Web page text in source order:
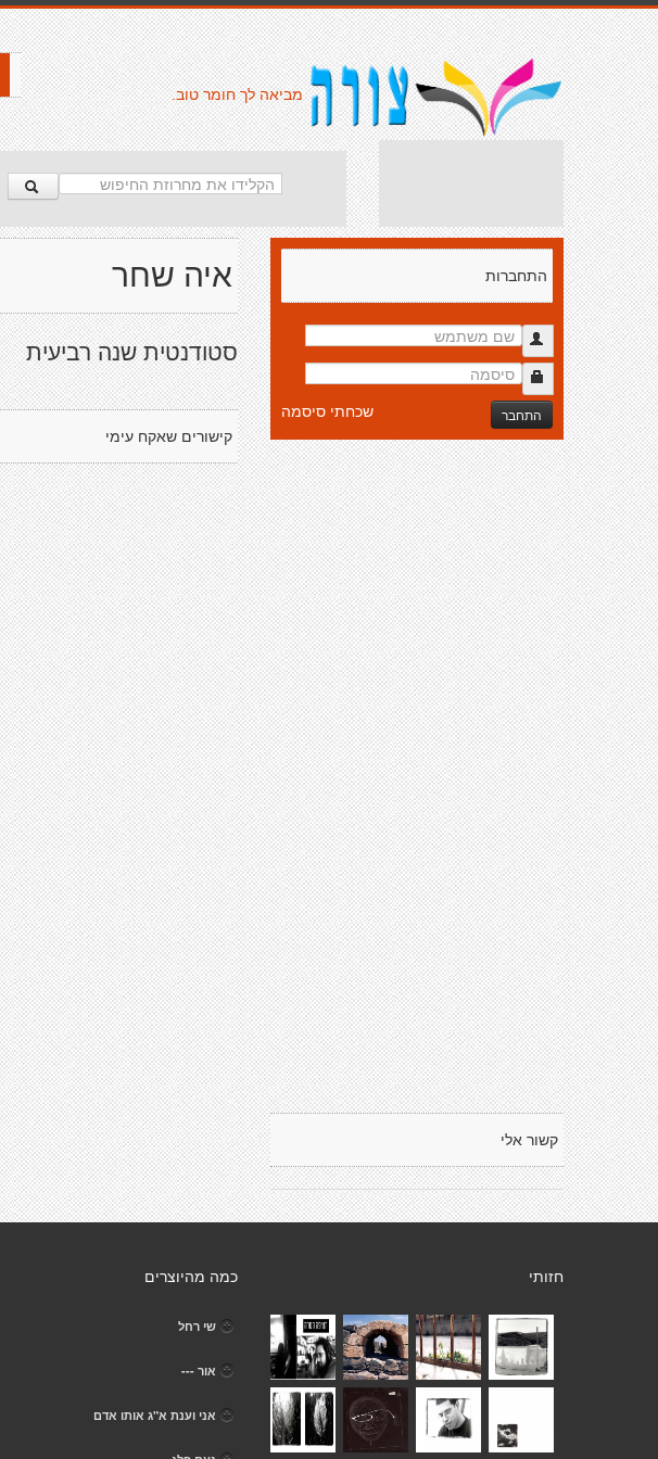
מביאה לך חומר טוב.
איה שחר
סטודנטית שנה רביעית
קישורים שאקח עימי
התחברות
התחבר שכחתי סיסמה
קשור אלי
כמה מהיוצרים
שי רחל
אור ---
אני וענת א"ג אותו אדם
חזותי